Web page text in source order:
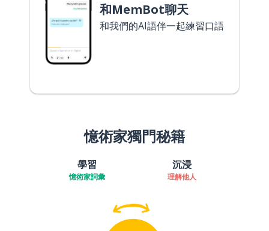
和MemBot聊天
和我們的AI語伴一起練習口語
憶術家獨門秘籍
學習
憶術家詞彙
沉浸
理解他人